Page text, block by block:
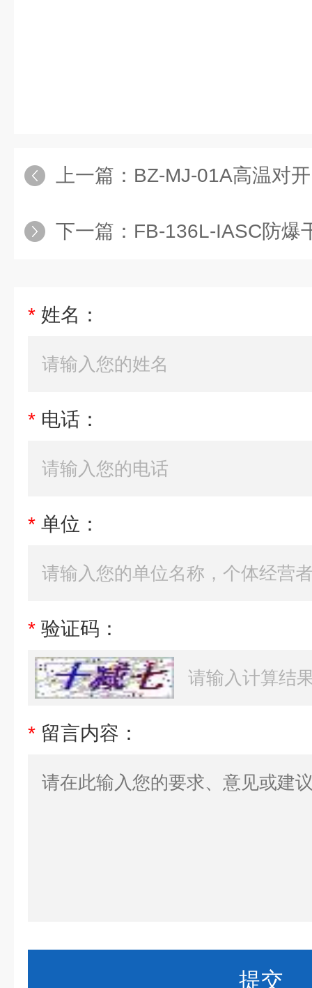
上一篇： BZ-MJ-01A高温对
下一篇： FB-136L-IASC防爆
* 姓名：
* 电话：
* 单位：
* 验证码：
* 留言内容：